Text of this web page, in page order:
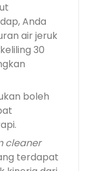
Anda
air jeruk
30
boleh
cleaner
terdapat